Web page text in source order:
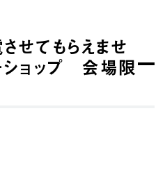
せてもらえませ
ショップ 会場限